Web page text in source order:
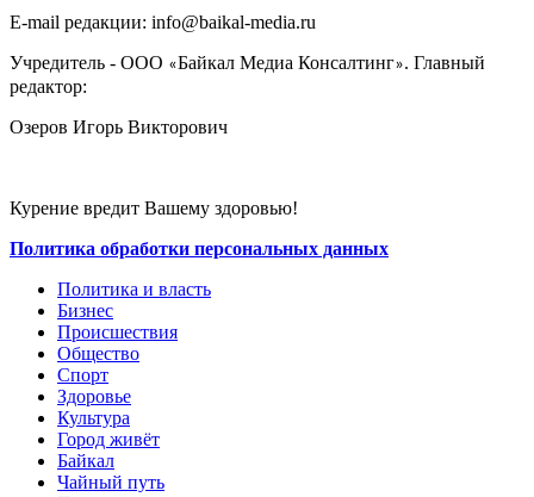
E-mail редакции: info@baikal-media.ru
Учредитель - ООО «Байкал Медиа Консалтинг». Главный
редактор:
Озеров Игорь Викторович
Курение вредит Вашему здоровью!
Политика обработки персональных данных
Политика и власть
Бизнес
Происшествия
Общество
Cпорт
Здоровье
Культура
Город живёт
Байкал
Чайный путь